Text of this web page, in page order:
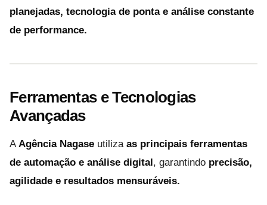
planejadas, tecnologia de ponta e análise constante
de performance.
Ferramentas e Tecnologias
Avançadas
AAgência Nagase utiliza as principais ferramentas
de automação e análise digital, garantindo precisão,
agilidade e resultados mensuráveis.